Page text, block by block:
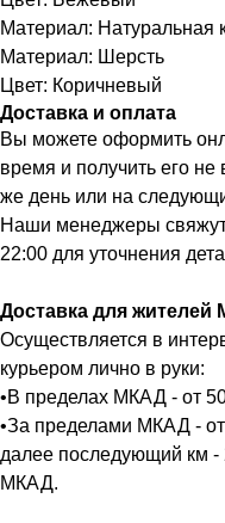
Материал: Натуральная
Материал: Шерсть
Цвет: Коричневый
Доставка и оплата
Вы можете оформить
время и получить его
же день или на
Наши менеджеры
22:00 для уточнения
Доставка для жителей
Осуществляется в
курьером лично в руки:
•В пределах МКАД - от
•За пределами МКАД -
далее последующий км -
МКАД.